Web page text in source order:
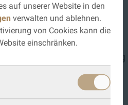
Weiß
Hauptkatalog
DETAILS
dich auch
auf unserer Website in den
verwalten und ablehnen.
von Cookies kann die
einschränken.